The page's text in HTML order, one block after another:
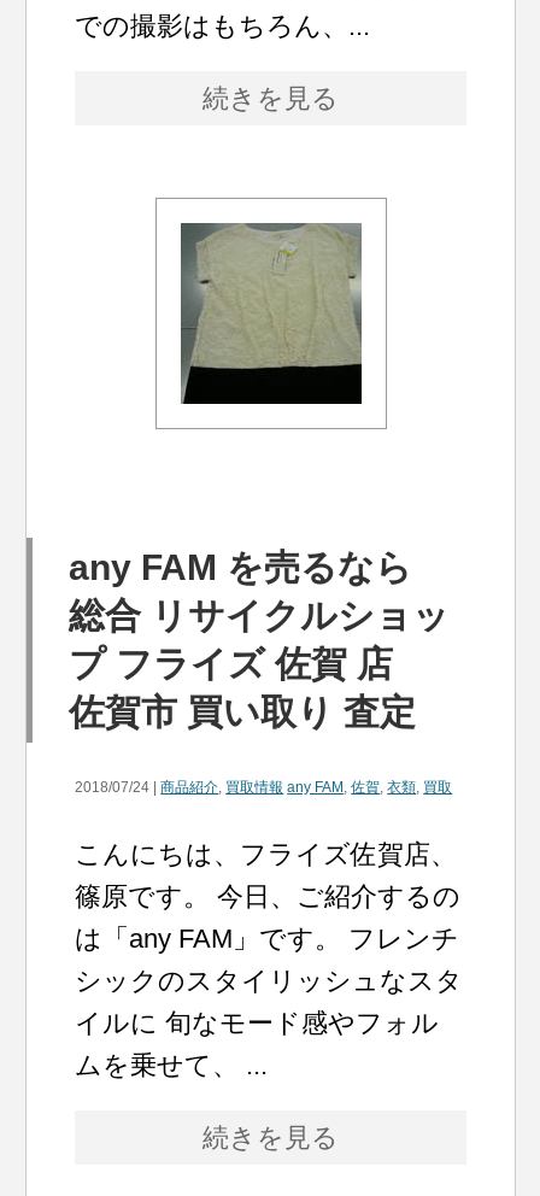
での撮影はもちろん、...
続きを見る
any FAM を売るなら
総合 リサイクルショッ
プ フライズ 佐賀 店
佐賀市 買い取り 査定
2018/07/24 |商品紹介, 買取情報 any FAM ,佐賀,衣類, 買取
こんにちは、フライズ佐賀店、
篠原です。 今日、ご紹介するの
は「any FAM」です。 フレンチ
シックのスタイリッシュなスタ
イルに 旬なモード感やフォル
ムを乗せて、 ...
続きを見る